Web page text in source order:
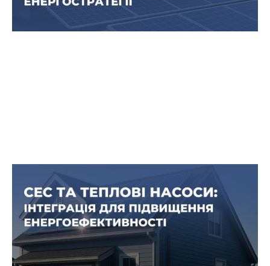
СЕС і теплові насоси: поєднання
для енергоефективності та
економії
Сонячні електростанції (СЕС) і теплові насоси
стають все більш популярним поєднанням для
приватних домогосподарств, комунальних
установ і промислових об’єктів в Україні.